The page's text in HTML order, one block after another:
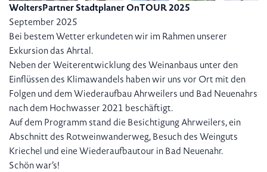
WoltersPartner Stadtplaner OnTOUR 2025
September 2025
Bei bestem Wetter erkundeten wir im Rahmen unserer
Exkursion das Ahrtal.
Neben der Weiterentwicklung des Weinanbaus unter den
Einflüssen des Klimawandels haben wir uns vor Ort mit den
Folgen und dem Wiederaufbau Ahrweilers und Bad Neuenahrs
nach dem Hochwasser 2021 beschäftigt.
Auf dem Programm stand die Besichtigung Ahrweilers, ein
Abschnitt des Rotweinwanderweg, Besuch des Weinguts
Kriechel und eine Wiederaufbautour in Bad Neuenahr.
Schön war’s!